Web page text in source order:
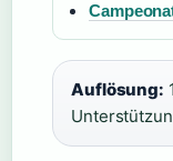
Auflösung: